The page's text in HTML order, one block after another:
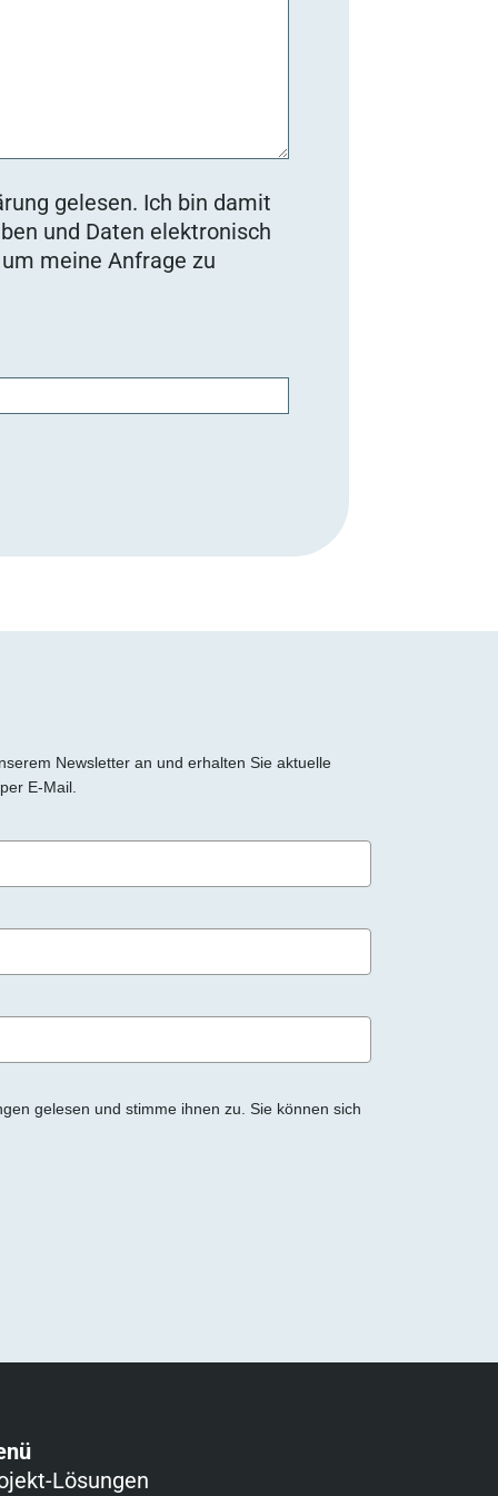
gelesen. Ich bin damit
und Daten elektronisch
meine Anfrage zu
Newsletter an und erhalten Sie aktuelle
E-Mail.
gelesen und stimme ihnen zu. Sie können sich
Lösungen